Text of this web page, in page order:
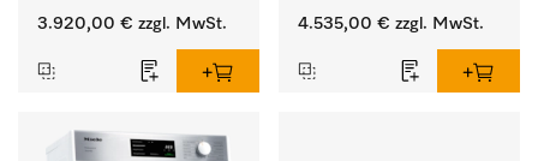
Ablaufpumpe und
Programmen.
Leistung 6 kg  in 49 min .
3.920,00 € zzgl. MwSt.
Ablaufpumpe und
Programmen.
Leistung 7 kg  in 49 min .
4.535,00 € zzgl. MwSt.